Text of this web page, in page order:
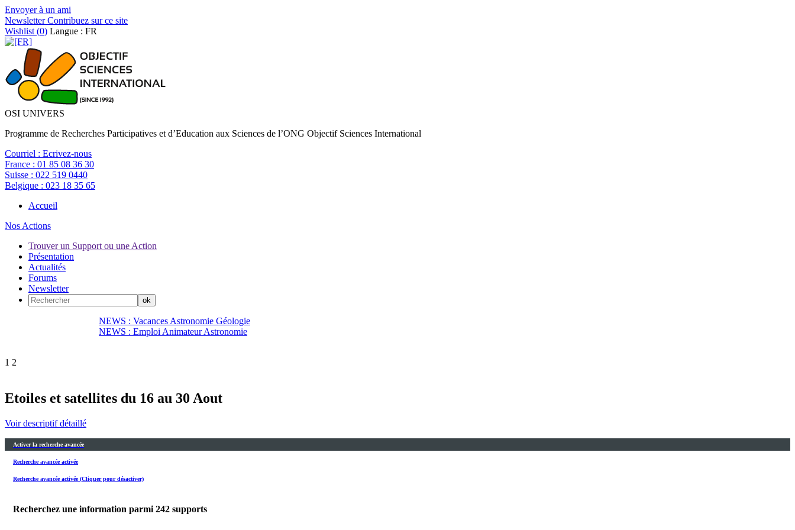
Envoyer à un ami
NewsletterContribuez sur ce site
Wishlist (0) Langue : FR
OSI UNIVERS
Programme de Recherches Participatives et d’Education aux Sciences de l’ONG Objectif Sciences International
Courriel : Ecrivez-nous
France : 01 85 08 36 30
Suisse : 022 519 0440
Belgique : 023 18 35 65
Accueil
Nos Actions
Trouver un Support ou une Action
Présentation
Actualités
Forums
Newsletter
NEWS : Vacances Astronomie Géologie
NEWS : Emploi Animateur Astronomie
1 2
Etoiles et satellites du 16 au 30 Aout
Voir descriptif détaillé
Activer la recherche avancée
Recherche avancée activée
Recherche avancée activée (Cliquer pour désactiver)
Recherchez une information parmi 242 supports